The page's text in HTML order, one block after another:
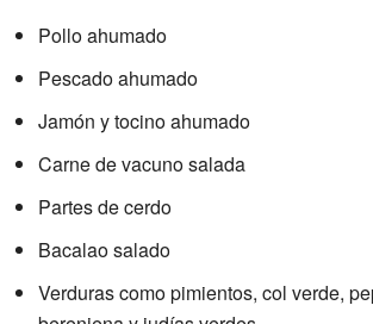
Pollo ahumado
Pescado ahumado
Jamón y tocino ahumado
Carne de vacuno salada
Partes de cerdo
Bacalao salado
Verduras como pimientos, col verde,